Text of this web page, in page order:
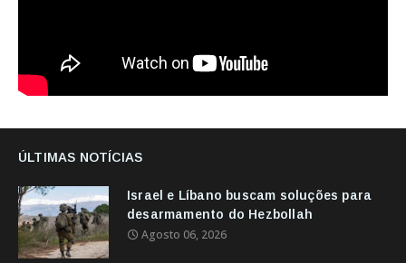
ÚLTIMAS NOTÍCIAS
Israel e Líbano buscam soluções para
desarmamento do Hezbollah
Agosto 06, 2026